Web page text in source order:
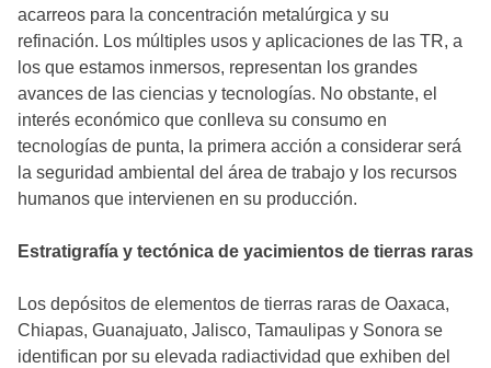
acarreos para la concentración metalúrgica y su
refinación. Los múltiples usos y aplicaciones de las TR, a
los que estamos inmersos, representan los grandes
avances de las ciencias y tecnologías. No obstante, el
interés económico que conlleva su consumo en
tecnologías de punta, la primera acción a considerar será
la seguridad ambiental del área de trabajo y los recursos
humanos que intervienen en su producción.
Estratigrafía y tectónica de yacimientos de tierras raras
Los depósitos de elementos de tierras raras de Oaxaca,
Chiapas, Guanajuato, Jalisco, Tamaulipas y Sonora se
identifican por su elevada radiactividad que exhiben del